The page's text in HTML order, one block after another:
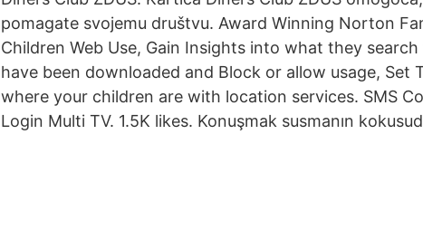
pomagate svojemu društvu. Award Winning Norton
Children Web Use, Gain Insights into what they
have been downloaded and Block or allow usage, Set
where your children are with location services. SMS
Login Multi TV. 1.5K likes. Konuşmak susmanın